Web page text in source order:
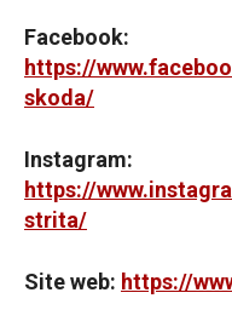
Facebook:
https://
skoda/
Instagram:
https://
strita/
Site web: https://